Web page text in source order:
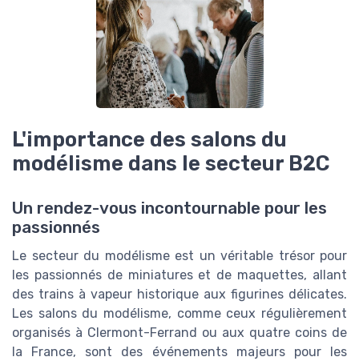
L'importance des salons du
modélisme dans le secteur B2C
Un rendez-vous incontournable pour les
passionnés
Le secteur du modélisme est un véritable trésor pour
les passionnés de miniatures et de maquettes, allant
des trains à vapeur historique aux figurines délicates.
Les salons du modélisme, comme ceux régulièrement
organisés à Clermont-Ferrand ou aux quatre coins de
la France, sont des événements majeurs pour les